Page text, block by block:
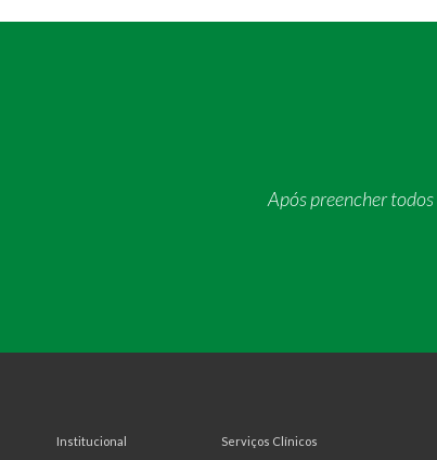
Após preencher
Institucional Serviços Clínicos